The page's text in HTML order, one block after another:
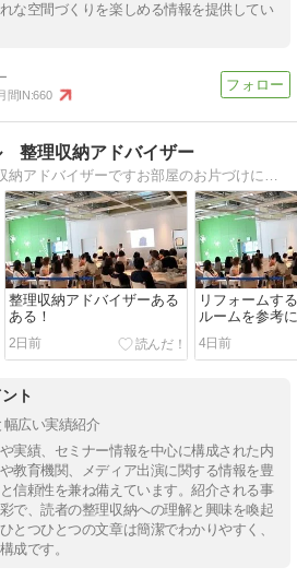
な空間づくりを楽しめる情報を提供してい
間IN:660
整理収納アドバイザー
愛知県名古屋市 整理収納アドバイザーですお部屋のお片づけにお悩みの方に コツをお伝えしながら 一緒にお部屋を片付けます。
整理収納アドバイザーある
ある！
2日前
リフォームす
ルームを参考
4日前
ト
広い実績紹介
実績、セミナー情報を中心に構成された内
教育機関、メディア出演に関する情報を豊
信頼性を兼ね備えています。紹介される事
で、読者の整理収納への理解と興味を喚起
とつひとつの文章は簡潔でわかりやすく、
成です。